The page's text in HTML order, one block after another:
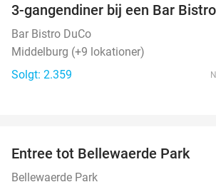
3-gangendiner bij een Bar
Bar Bistro DuCo
Middelburg (+9 lokationer)
Solgt: 2.359
Entree tot Bellewaerde Park
Bellewaerde Park